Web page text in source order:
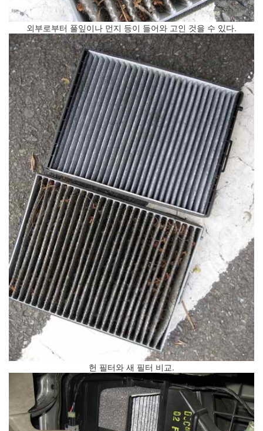
외부로부터 풀잎이나 먼지 등이 들어와 고인 것을 수 있다.
헌 필터와 새 필터 비교.
이
의
강
최
적
화
전
략
:
소
셜
게
임
위...
(2)
모
바
일
시
대
의
운
영
체
제
전
쟁
(2)
학
회
광
고
consciousness
춤
추